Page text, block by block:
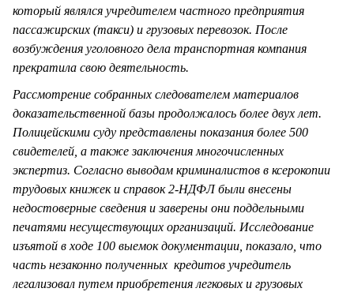
который являлся учредителем частного предприятия
пассажирских (такси) и грузовых перевозок. После
возбуждения уголовного дела транспортная компания
прекратила свою деятельность.
Рассмотрение собранных следователем материалов
доказательственной базы продолжалось более двух лет.
Полицейскими суду представлены показания более 500
свидетелей, а также заключения многочисленных
экспертиз. Согласно выводам криминалистов в ксерокопии
трудовых книжек и справок 2-НДФЛ были внесены
недостоверные сведения и заверены они поддельными
печатями несуществующих организаций. Исследование
изъятой в ходе 100 выемок документации, показало, что
часть незаконно полученных кредитов учредитель
легализовал путем приобретения легковых и грузовых